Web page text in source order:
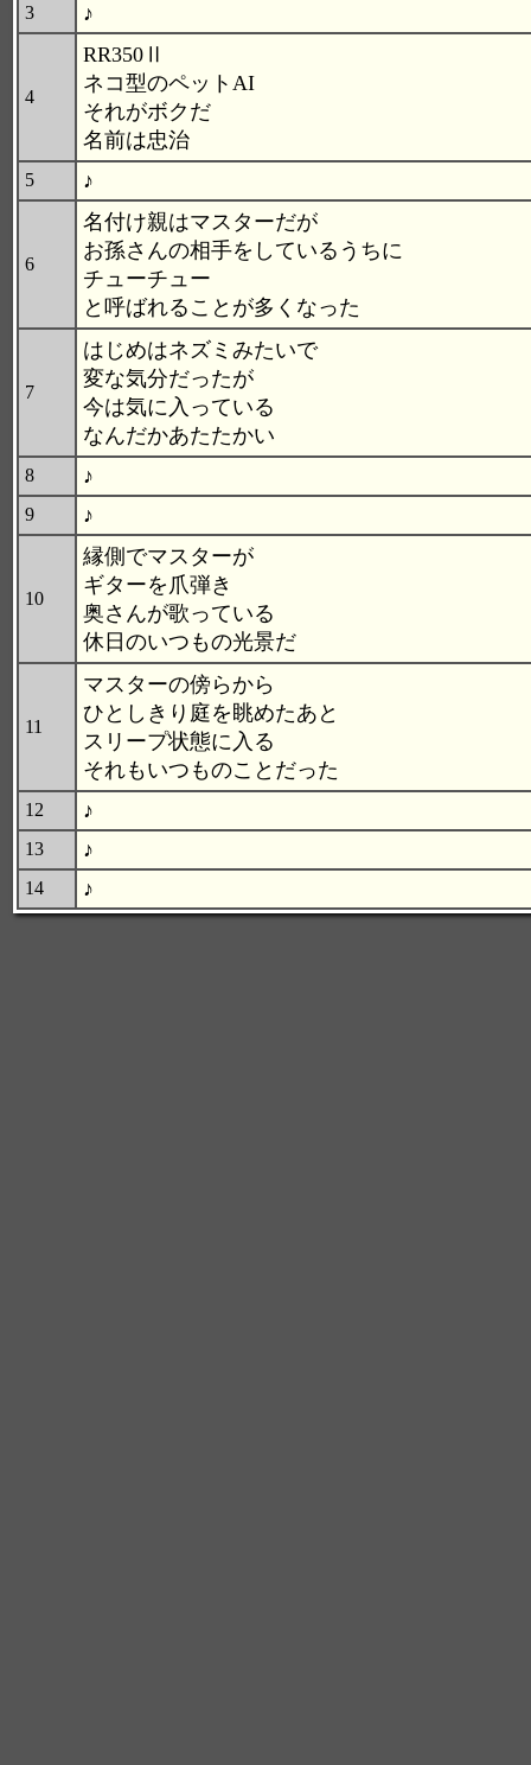
3 ♪
4
RR350Ⅱ
ネコ型のペットAI
それがボクだ
名前は忠治
5 ♪
6
名付け親はマスターだが
お孫さんの相手をしているうちに
チューチュー
と呼ばれることが多くなった
7
はじめはネズミみたいで
変な気分だったが
今は気に入っている
なんだかあたたかい
8 ♪
9 ♪
10
縁側でマスターが
ギターを爪弾き
奥さんが歌っている
休日のいつもの光景だ
11
マスターの傍らから
ひとしきり庭を眺めたあと
スリープ状態に入る
それもいつものことだった
12 ♪
13 ♪
14 ♪